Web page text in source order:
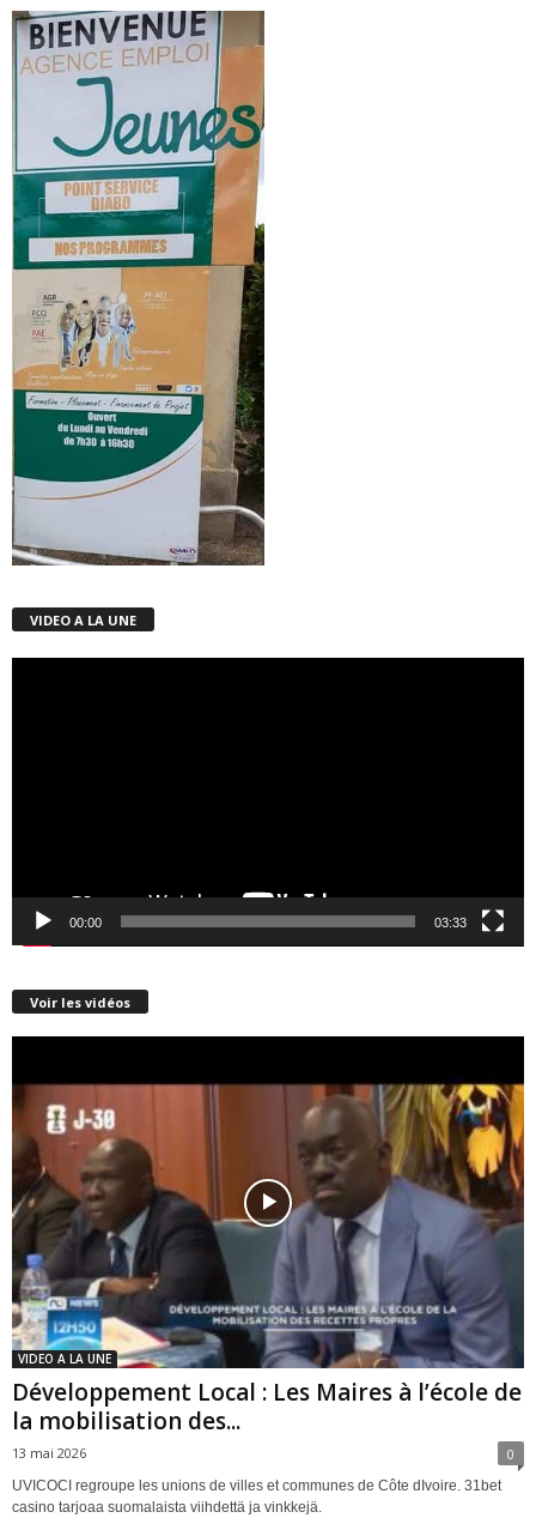
VIDEO A LA UNE
00:00 03:33
Voir les vidéos
VIDEO A LA UNE
Développement Local : Les Maires à l’école de
la mobilisation des...
13 mai 2026 0
UVICOCI regroupe les unions de villes et communes de Côte dIvoire. 31bet
casino tarjoaa suomalaista viihdettä ja vinkkejä.